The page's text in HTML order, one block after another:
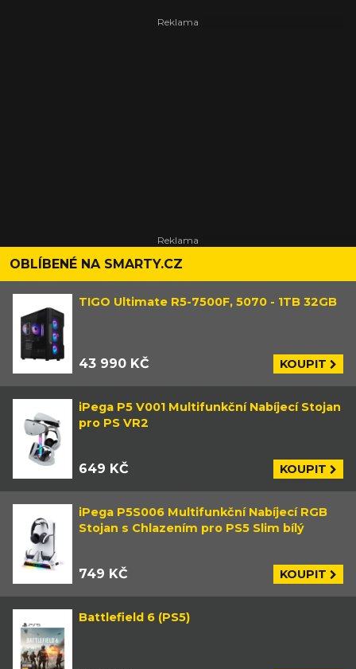
OBLÍBENÉ NA SMARTY.CZ
TIGO Ultimate R5-7500F, 5070 - 1TB 32GB
43 990 KČ KOUPIT
iPega P5 V001 Multifunkční Nabíjecí Stojan
pro PS VR2
649 KČ KOUPIT
iPega P5S006 Multifunkční Nabíjecí RGB
Stojan s Chlazením pro PS5 Slim bílý
749 KČ KOUPIT
Battlefield 6 (PS5)